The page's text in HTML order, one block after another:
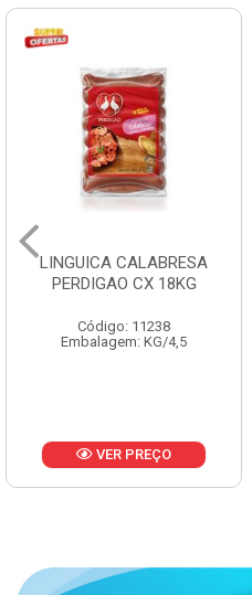
LINGUICA CALABRESA
PERDIGAO CX 18KG
Código: 11238
Embalagem: KG/4,5
VER PREÇO